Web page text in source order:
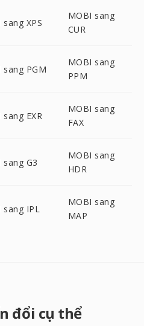
sang XPS
MOBI sang
CUR
sang PGM
MOBI sang
PPM
sang EXR
MOBI sang
FAX
sang G3
MOBI sang
HDR
sang IPL
MOBI sang
MAP
đổi cụ thể